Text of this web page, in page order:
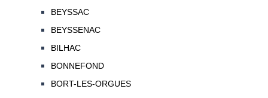
BEYSSAC
BEYSSENAC
BILHAC
BONNEFOND
BORT-LES-ORGUES